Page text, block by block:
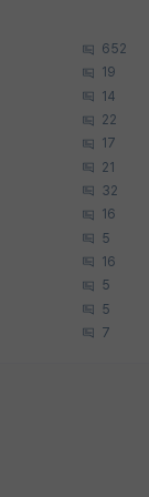
652
19
14
22
17
21
32
16
5
16
5
5
7